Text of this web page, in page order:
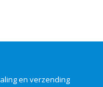
en verzending